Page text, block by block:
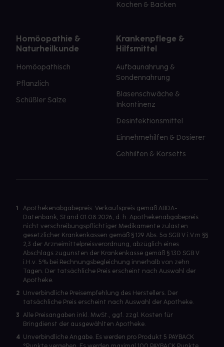
Kochen & Backen
Homöopathie &
Naturheilkunde
Homöopathisch
Pflanzlich
Schüßler Salze
Krankenpflege &
Hilfsmittel
Aufbaunahrung &
Sondennahrung
Blasenschwäche &
Inkontinenz
Desinfektionsmittel
Einnehmehilfen & Dosierer
Gehhilfen & Korsetts
1
Apothekenabgabepreis: Verkaufspreis gemäß ABDA-
Datenbank, Stand 01.08.2026, d. h. Apothekenabgabepreis
nicht verschreibungspflichtiger Medikamente zulasten
gesetzlicher Krankenkassen gemäß § 129 Abs. 5a SGB V i.V.m §§
2,3 der Arzneimittelpreisverordnung, abzüglich eines
Abschlags zugunsten der Krankenkasse gemäß § 130 SGB V
i.H.v. 5% bei Rechnungsbegleichung innerhalb von zehn
Tagen. Der tatsächliche Preis erscheint nach Auswahl der
Apotheke.
2 Unverbindliche Preisempfehlung des Herstellers. Der
tatsächliche Preis erscheint nach Auswahl der Apotheke.
3 Alle Preisangaben inkl. MwSt., ggf. zzgl. Kosten für
Bringdienst der ausgewählten Apotheke.
4 Unverbindliche Angabe. Es werden pro Produkt 5 PAYBACK